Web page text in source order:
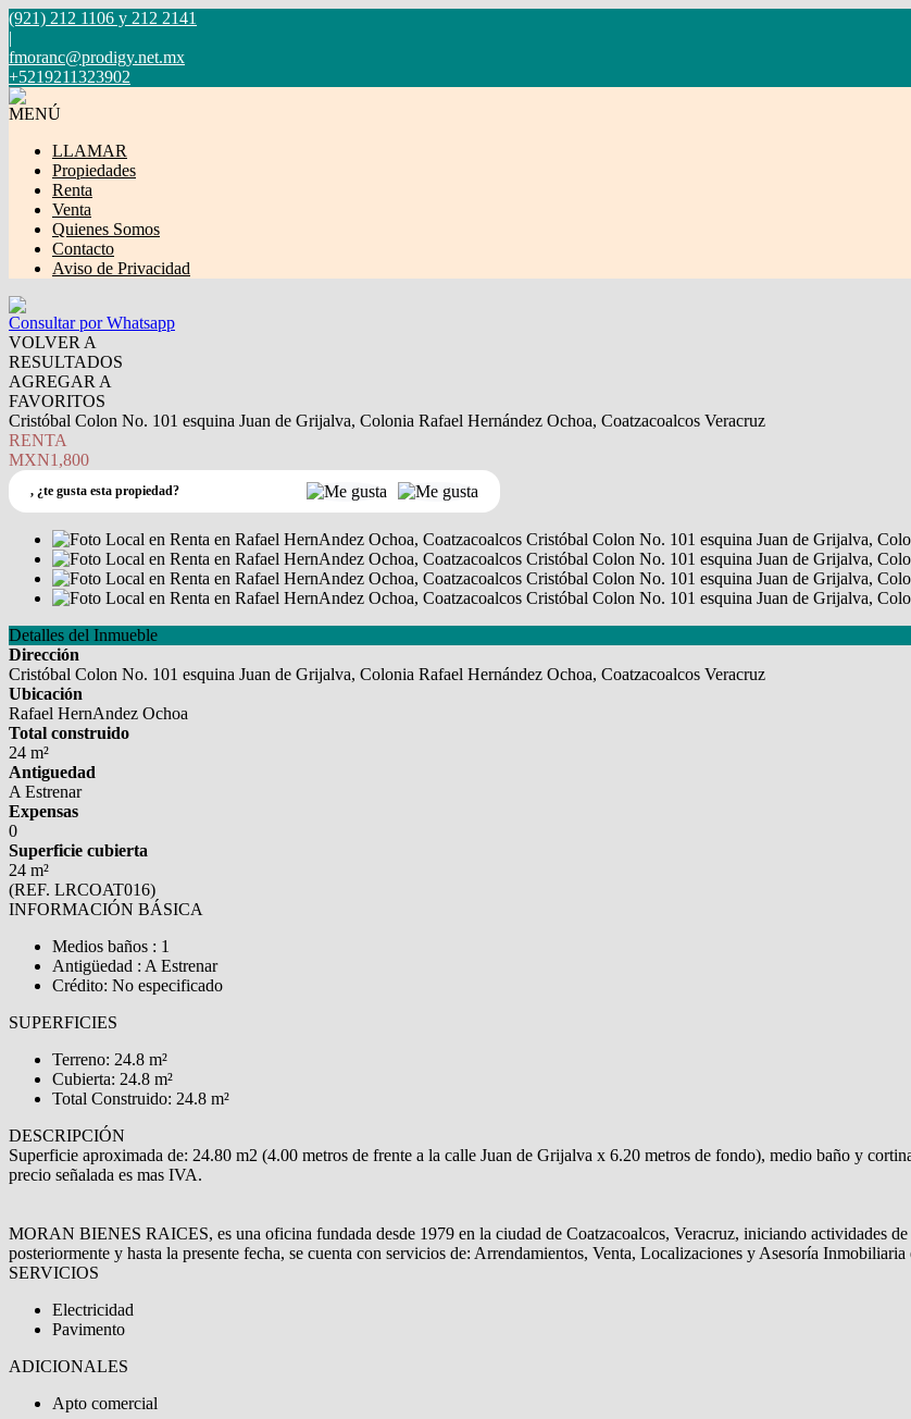
(921) 212 1106 y 212 2141
|
fmoranc@prodigy.net.mx
+5219211323902
MENÚ
LLAMAR
Propiedades
Renta
Venta
Quienes Somos
Contacto
Aviso de Privacidad
Consultar por Whatsapp
VOLVER A
RESULTADOS
AGREGAR A
FAVORITOS
Cristóbal Colon No. 101 esquina Juan de Grijalva, Colonia Rafael Hernández Ochoa, Coatzacoalcos Veracruz
RENTA
MXN1,800
, ¿te gusta esta propiedad?
Detalles del Inmueble
Dirección
Cristóbal Colon No. 101 esquina Juan de Grijalva, Colonia Rafael Hernández Ochoa, Coatzacoalcos Veracruz
Ubicación
Rafael HernAndez Ochoa
Total construido
24 m²
Antiguedad
A Estrenar
Expensas
0
Superficie cubierta
24 m²
(REF. LRCOAT016)
INFORMACIÓN BÁSICA
Medios baños : 1
Antigüedad : A Estrenar
Crédito: No especificado
SUPERFICIES
Terreno: 24.8 m²
Cubierta: 24.8 m²
Total Construido: 24.8 m²
DESCRIPCIÓN
Superficie aproximada de: 24.80 m2 (4.00 metros de frente a la calle Juan de Grijalva x 6.20 metros de fondo), medio baño y
precio señalada es mas IVA.
MORAN BIENES RAICES, es una oficina fundada desde 1979 en la ciudad de Coatzacoalcos, Veracruz, iniciando actividades
posteriormente y hasta la presente fecha, se cuenta con servicios de: Arrendamientos, Venta, Localizaciones y Asesoría Inmobiliaria
SERVICIOS
Electricidad
Pavimento
ADICIONALES
Apto comercial